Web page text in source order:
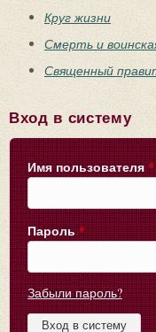
Круг жизни
Смерть и
Священный
Вход в систему
Имя пользователя *
Пароль *
Забыли пароль?